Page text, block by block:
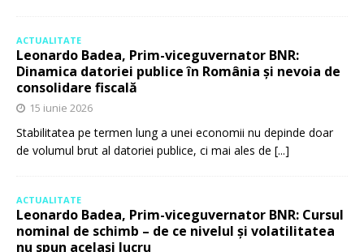
ACTUALITATE
Leonardo Badea, Prim-viceguvernator BNR:
Dinamica datoriei publice în România și nevoia de
consolidare fiscală
15 iunie 2026
Stabilitatea pe termen lung a unei economii nu depinde doar
de volumul brut al datoriei publice, ci mai ales de [...]
ACTUALITATE
Leonardo Badea, Prim-viceguvernator BNR: Cursul
nominal de schimb – de ce nivelul și volatilitatea
nu spun același lucru